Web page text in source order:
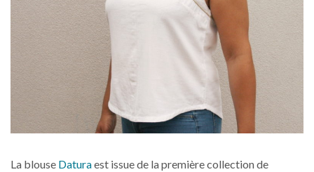
La blouse Daturaest issue de la première collection de